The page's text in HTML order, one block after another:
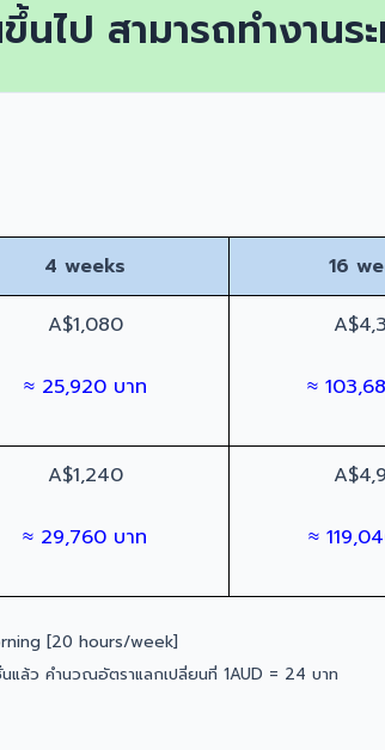
นไป สามารถทำงาน
4 weeks 16
A$1,080
≈ 25,920 บาท ≈
A$1,240
≈ 29,760 บาท ≈
[20 hours/week]
นแล้ว คำนวณอัตราแลกเปลี่ยนที่ 1AUD = 24 บาท